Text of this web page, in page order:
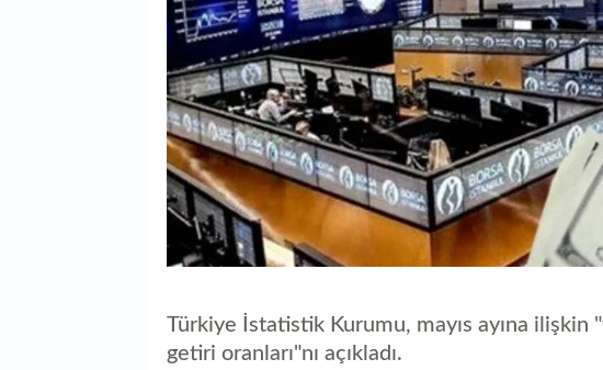
Türkiye İstatistik Kurumu, mayıs ayına ilişkin
getiri oranları"nı açıkladı.